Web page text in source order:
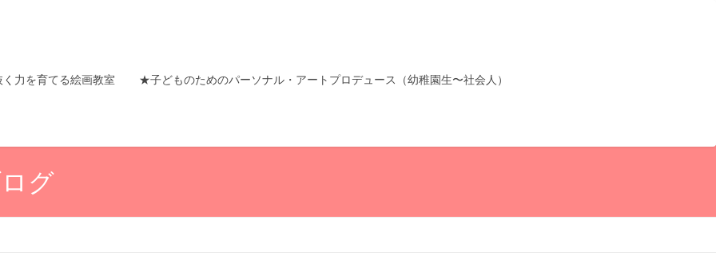
力を育てる絵画教室 ★子どものためのパーソナル・アートプロデュース（幼稚園生〜社会人）
グ